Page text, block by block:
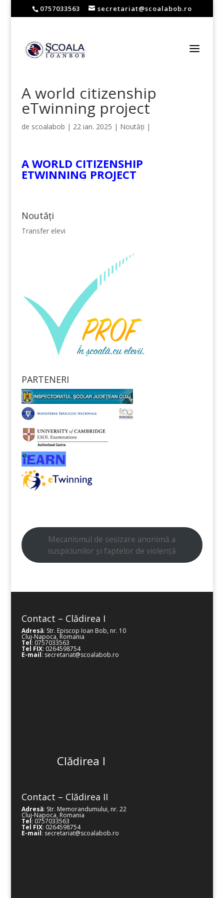
0757033563 secretariat@scoalabob.ro
A world citizenship
eTwinning project
de scoalabob | 22 ian. 2025 | Noutăți |
A WORLD CITIZENSHIP
ETWINNING PROJECT
Noutăţi
Transfer elevi
PARTENERI
Mecanismul de sesizare anonimă a
suspiciunilor și faptelor de violență
Contact – Clădirea I
Adresă: Str. Episcop Ioan Bob, nr. 10
Cluj-Napoca, Romania
Tel: 0757033563
Tel FIX: 0264598754
E-mail: secretariat@scoalabob.ro
Clădirea I
Contact – Clădirea II
Adresă: Str. Memorandumului, nr. 22
Cluj-Napoca, Romania
Tel: 0757033563
Tel FIX: 0264598754
E-mail: secretariat@scoalabob.ro